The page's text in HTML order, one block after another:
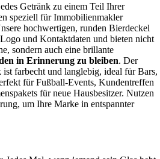
Getränk zu einem Teil Ihrer
speziell für Immobilienmakler
hochwertigen, runden Bierdeckel
und Kontaktdaten und bieten nicht
sondern auch eine brillante
in Erinnerung zu bleiben. Der
farbecht und langlebig, ideal für Bars,
für Fußball-Events, Kundentreffen
für neue Hausbesitzer. Nutzen
um Ihre Marke in entspannter